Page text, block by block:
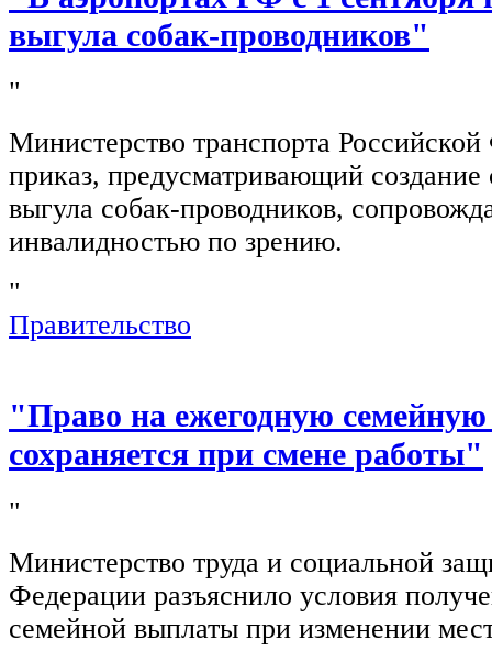
выгула собак-проводников"
"
Министерство транспорта
приказ, предусматривающий создание
выгула собак-проводников,
инвалидностью по зрению.
"
Правительство
"Право на ежегодную
сохраняется при смене работы"
"
Министерство труда и социальной
Федерации разъяснило условия
семейной выплаты при изменении